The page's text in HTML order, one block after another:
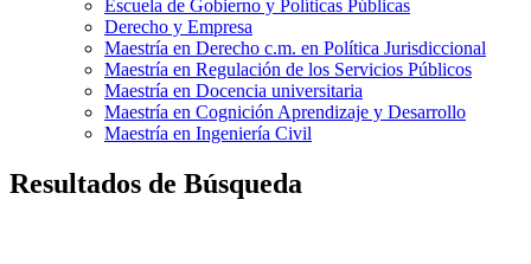
Escuela de Gobierno y Políticas Públicas
Derecho y Empresa
Maestría en Derecho c.m. en Política Jurisdiccional
Maestría en Regulación de los Servicios Públicos
Maestría en Docencia universitaria
Maestría en Cognición Aprendizaje y Desarrollo
Maestría en Ingeniería Civil
Resultados de Búsqueda